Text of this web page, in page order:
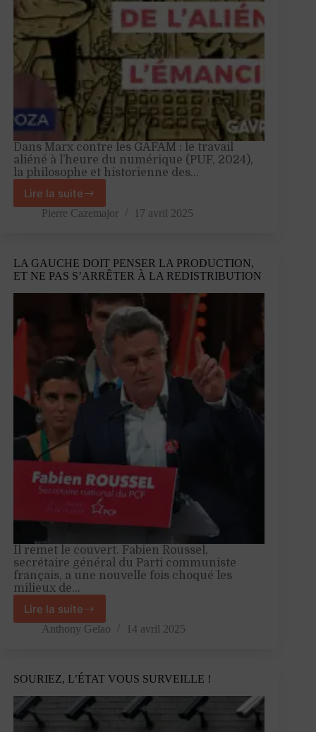
Dans Marx contre les GAFAM : le travail
aliéné à l’heure du numérique (PUF, 2024),
la philosophe et historienne des…
Lire la suite
«
Le
lui-
même
des
illusions
Entretien
avec
Stéphanie
Pierre Cazemajor 17 avril 2025
LA GAUCHE DOIT PENSER LA PRODUCTION,
ET NE PAS S’ARRÊTER À LA REDISTRIBUTION
Il remet le couvert. Fabien Roussel,
secrétaire général du Parti communiste
français, a une nouvelle fois choqué les
milieux de…
Lire la suite
La
gauche
production,
et
pas
Anthony Gelao 14 avril 2025
SOURIEZ, L’ÉTAT VOUS SURVEILLE !